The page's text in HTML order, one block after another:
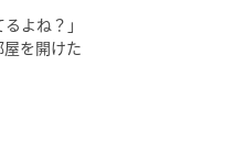
よね？」
を開けた